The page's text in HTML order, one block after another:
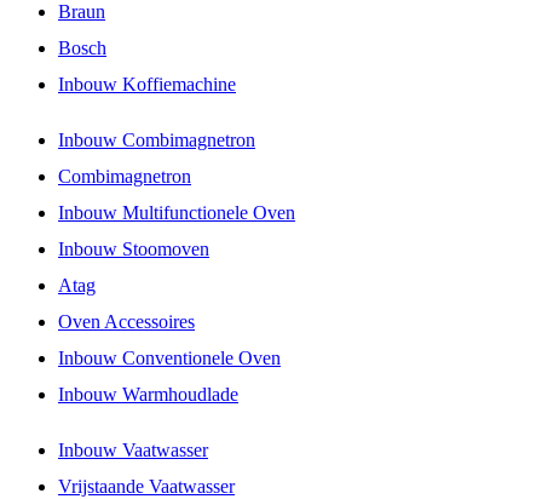
Braun
Bosch
Inbouw Koffiemachine
Inbouw Combimagnetron
Combimagnetron
Inbouw Multifunctionele Oven
Inbouw Stoomoven
Atag
Oven Accessoires
Inbouw Conventionele Oven
Inbouw Warmhoudlade
Inbouw Vaatwasser
Vrijstaande Vaatwasser